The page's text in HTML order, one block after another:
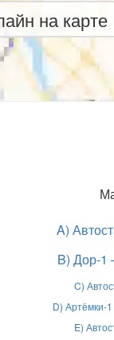
на карте
A)
B) Дор-1
C)
D) Артёмки-
E)